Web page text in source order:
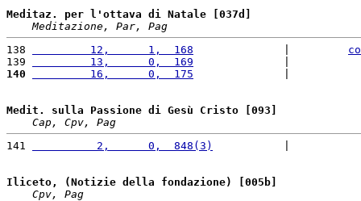
Meditaz. per l'ottava di Natale [037d]
Meditazione, Par, Pag
138
         12,      1,  168
139
         13,      0,  169
140
         16,      0,  175
Medit. sulla Passione di Gesù Cristo [093]
Cap, Cpv, Pag
141
          2,      0,  848(3)
Iliceto, (Notizie della fondazione) [005b]
Cpv, Pag